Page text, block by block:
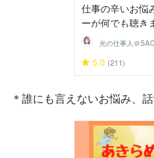
仕事の辛いお悩
ーが何でも聴き
光の仕事人＠
5.0 (211)
＊誰にも言えないお悩み、